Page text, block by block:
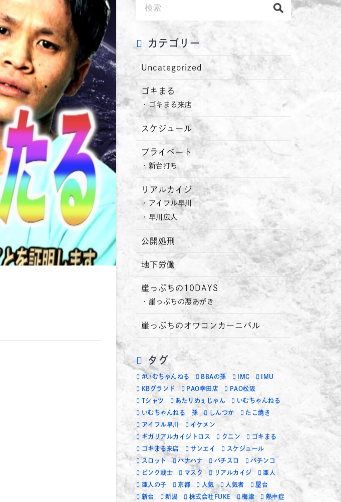
カテゴリー
Uncategorized
ゴキまる
ゴキまる来店
スケジュール
プライベート
新台打ち
リアルカイジ
アイフル早川
早川広人
公開処刑
地下労働
崖っぷちの10DAYS
崖っぷちの悪あがき
崖っぷちのオワコンカーニバル
タグ
#いむちゃんねる BBAの孫 IMC
IMU
KBグランド
PAO幸田店
PAO松阪
Tシャツ
あたりめぇじゃん
いむちゃんねる
いむちゃんねる 孫
しんつか
たこ焼き
アイフル早川
イケメン
ギガリアルカイジトロス
クニン
ゴキまる
ゴキまる来店
サンエイ
スケジュール
スロット
ハナハナ パチスロ
パチンコ
ピンク戦士
マスク リアルカイジ
亜人
亜人の子
京都 人気 人気者
屋台
新台
新潟 株式会社FUKE 梅津
熱中症